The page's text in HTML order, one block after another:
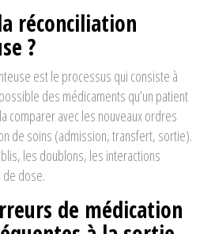
réconciliation
?
est le processus qui consiste à
des médicaments qu’un patient
comparer avec les nouveaux ordres
de soins (admission, transfert, sortie).
les doublons, les interactions
dose.
de médication